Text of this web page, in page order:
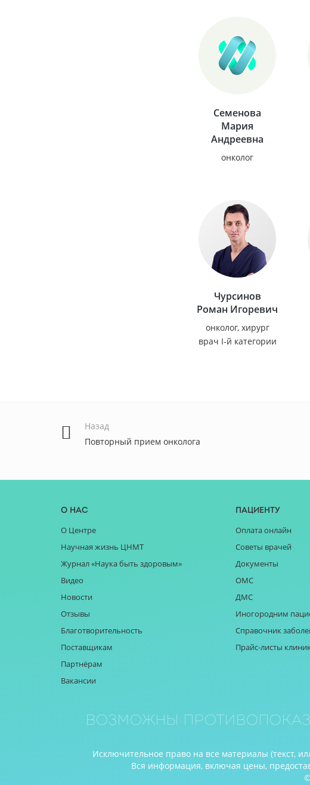
Семенова
Мария
Андреевна
онколог
Чурсинов
Роман Игоревич
онколог, хирург
врач I-й категории
Назад
Повторный прием онколога
О нас
О Центре
Научная жизнь ЦНМТ
Журнал «Наука быть здоровым»
Видео
Новости
Отзывы
Благотворительность
Поставщикам
Партнёрам
Вакансии
Пациенту
Оплата онлайн
Советы врачей
Документы
ОМС
ДМС
Иногородним
Справочник
Прайс-листы
Возможны
Исключительное право на все материалы (текст,
Вся информация, включая цены,